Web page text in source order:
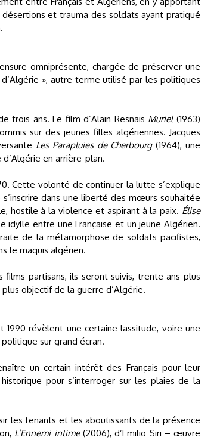
et trauma des soldats ayant pratiqué
omniprésente, chargée de préserver une
», autre terme utilisé par les politiques
trois ans. Le film d’Alain Resnais Muriel(1963)
sur des jeunes filles algériennes. Jacques
Les Parapluies de Cherbourg(1964), une
en arrière-plan.
Cette volonté de continuer la lutte s’explique
dans une liberté des mœurs souhaitée
hostile à la violence et aspirant à la paix. Élise
idylle entre une Française et un jeune Algérien.
de la métamorphose de soldats pacifistes,
le maquis algérien.
partisans, ils seront suivis, trente ans plus
objectif de la guerre d’Algérie.
révèlent une certaine lassitude, voire une
sur grand écran.
un certain intérêt des Français pour leur
pour s’interroger sur les plaies de la
les tenants et les aboutissants de la présence
L’Ennemi intime(2006), d’Emilio Siri – œuvre